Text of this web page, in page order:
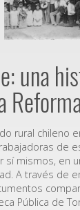
una
rural chileno
de
sí mismos, en
A través de
Pública de